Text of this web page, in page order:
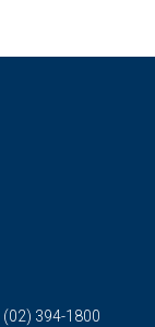
(02) 394-1800